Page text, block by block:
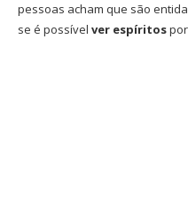
pessoas acham que são
se é possível ver espíritos